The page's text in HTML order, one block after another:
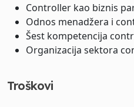
Controller kao biznis
Odnos menadžera i
Šest kompetencija
Organizacija sektora
Troškovi